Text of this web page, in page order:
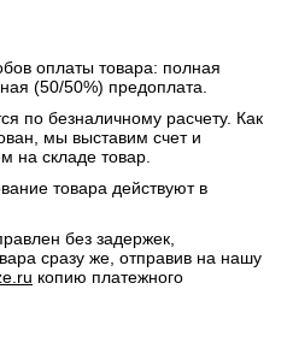
оплаты товара: полная
(50/50%) предоплата.
по безналичному расчету. Как
мы выставим счет и
на складе товар.
товара действуют в
без задержек,
сразу же, отправив на нашу
копию платежного